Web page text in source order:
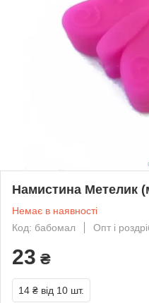
Намистина Метелик
Немає в наявності
Код: бабомал
Опт і
23 ₴
14 ₴ від 10 шт.